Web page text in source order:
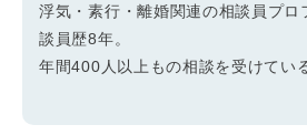
浮気・素行・離婚関連の相談員プロ
談員歴8年。
年間400人以上もの相談を受けてい